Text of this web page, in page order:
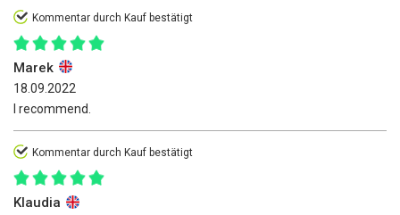
Kommentar durch Kauf bestätigt
Marek
18.09.2022
I recommend.
Kommentar durch Kauf bestätigt
Klaudia